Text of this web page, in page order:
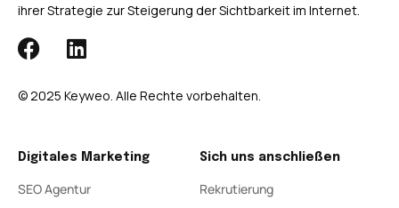
ihrer Strategie zur Steigerung der Sichtbarkeit im Internet.
© 2025 Keyweo. Alle Rechte vorbehalten.
Digitales Marketing
SEO Agentur
Sich uns anschließen
Rekrutierung